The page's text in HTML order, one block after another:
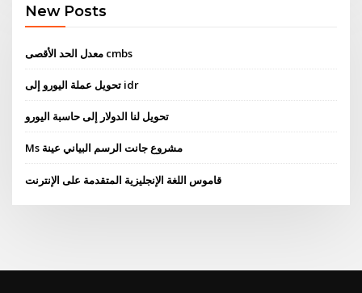
New Posts
معدل الحد الأقصى cmbs
تحويل عملة اليورو إلى idr
تحويل لنا الدولار إلى حاسبة اليورو
Ms مشروع جانت الرسم البياني عينة
قاموس اللغة الإنجليزية المتقدمة على الإنترنت